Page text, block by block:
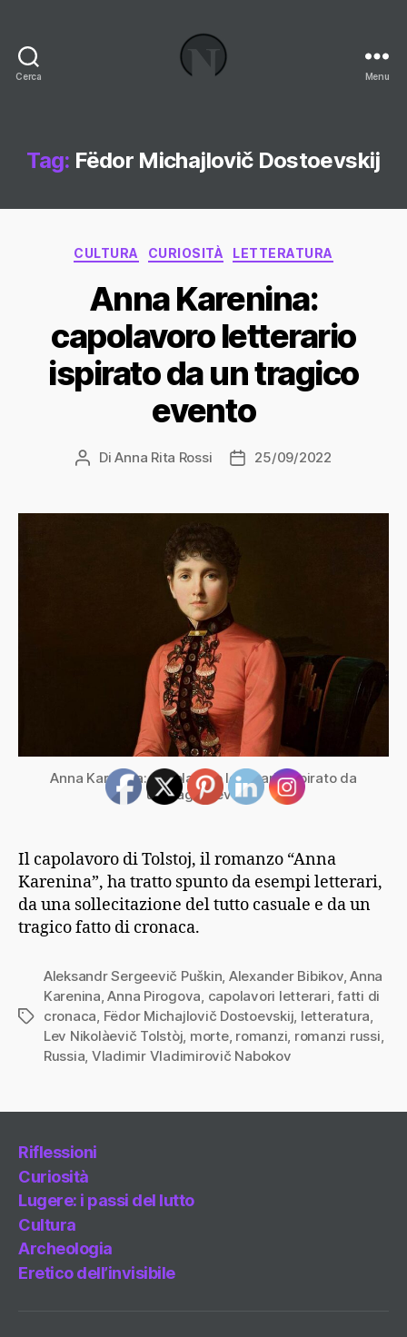
Cerca
Blog
Menu
Tag: Fëdor Michajlovič Dostoevskij
Categorie
CULTURA CURIOSITÀ LETTERATURA
Anna Karenina:
capolavoro letterario
ispirato da un tragico
evento
Autore
DiAnna Rita Rossi
Data25/09/2022
Anna Karenina: capolavoro letterario ispirato da
un tragico evento
Il capolavoro di Tolstoj, il romanzo “Anna
Karenina”, ha tratto spunto da esempi letterari,
da una sollecitazione del tutto casuale e da un
tragico fatto di cronaca.
Tag
Aleksandr Sergeevič Puškin Alexander Bibikov,Anna
Karenina ,Anna Pirogova capolavori letterari ,fatti di
cronaca Fëdor Michajlovič Dostoevskij letteratura
Lev Nikolàevič Tolstòj morte, romanzi romanzi russi
Russia Vladimir Vladimirovič Nabokov
Riflessioni
Curiosità
Lugere: i passi del lutto
Cultura
Archeologia
Eretico dell’invisibile